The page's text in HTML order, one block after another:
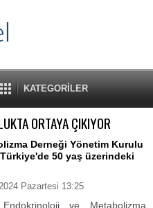
KATEGORİLER
ORTAYA ÇIKIYOR
Derneği Yönetim Kurulu
50 yaş üzerindeki
Pazartesi 13:25
ve Metabolizma